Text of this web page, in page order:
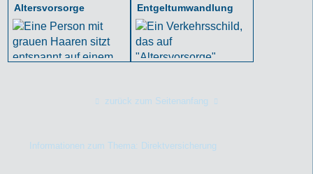
Altersvorsorge Entgeltumwandlung
zurück zum Seitenanfang
Informationen zum Thema: Direktversicherung